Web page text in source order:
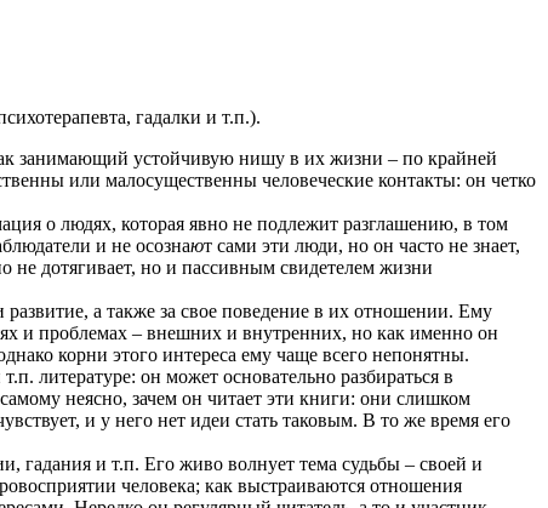
гадалки и т.п.).
занимающий устойчивую нишу в их жизни – по крайней
или малосущественны человеческие контакты: он четко
о людях, которая явно не подлежит разглашению, в том
и не осознают сами эти люди, но он часто не знает,
не дотягивает, но и пассивным свидетелем жизни
а также за свое поведение в их отношении. Ему
и проблемах – внешних и внутренних, но как именно он
корни этого интереса ему чаще всего непонятны.
литературе: он может основательно разбираться в
неясно, зачем он читает эти книги: они слишком
и у него нет идеи стать таковым. В то же время его
гадания и т.п. Его живо волнует тема судьбы – своей и
человека; как выстраиваются отношения